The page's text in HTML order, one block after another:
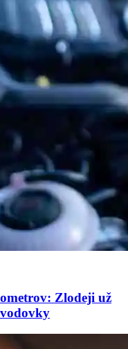
Zlodeji už